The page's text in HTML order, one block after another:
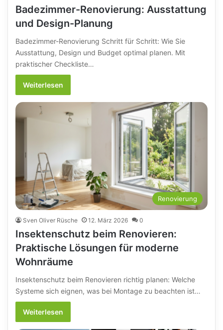
Badezimmer-Renovierung: Ausstattung
und Design-Planung
Badezimmer-Renovierung Schritt für Schritt: Wie Sie
Ausstattung, Design und Budget optimal planen. Mit
praktischer Checkliste…
Weiterlesen
Renovierung
Sven Oliver Rüsche 12. März 2026 0
Insektenschutz beim Renovieren:
Praktische Lösungen für moderne
Wohnräume
Insektenschutz beim Renovieren richtig planen: Welche
Systeme sich eignen, was bei Montage zu beachten ist…
Weiterlesen